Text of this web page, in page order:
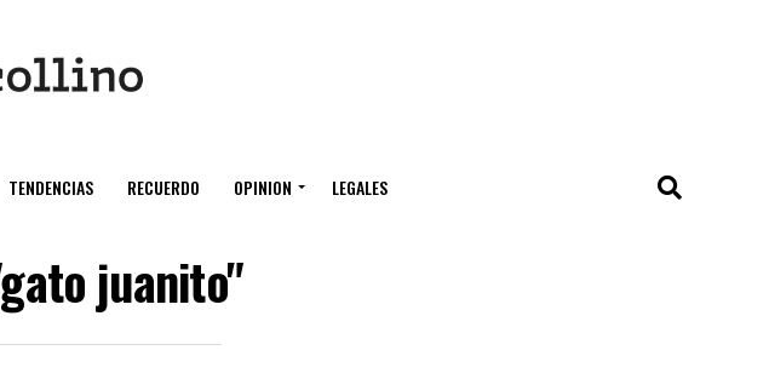
TENDENCIAS RECUERDO OPINION LEGALES
juanito"